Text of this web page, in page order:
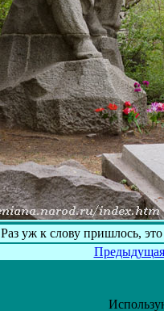
Раз уж к слову пришлось,
Предыдущая